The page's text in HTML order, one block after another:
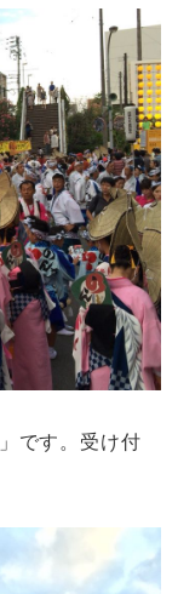
です。受け付